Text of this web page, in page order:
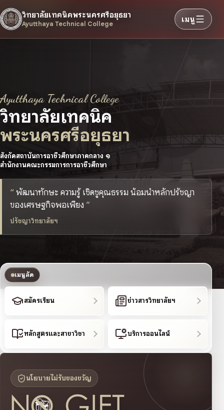
วิทยาลัยเทคนิคพระนครศรีอยุธยา
Ayutthaya Technical College
เมนู
Ayutthaya Technical College
วิทยาลัยเทคนิค
พระนครศรีอยุธยา
สังกัดสถาบันการอาชีวศึกษาภาคกลาง ๑
สำนักงานคณะกรรมการการอาชีวศึกษา
พัฒนาทักษะ ความรู้ เชิดชูคุณธรรม น้อมนำหลักปรัชญา
ของเศรษฐกิจพอเพียง
ปรัชญาวิทยาลัยฯ
เมนูลัด
สมัครเรียน ข่าวสารวิทยาลัยฯ
หลักสูตรและสาขาวิชา บริการออนไลน์
นโยบายไม่รับของขวัญ